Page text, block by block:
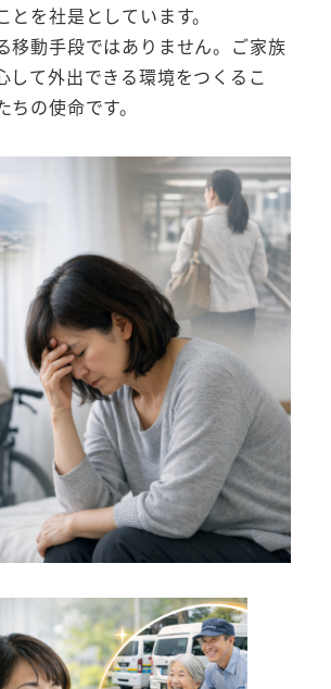
とを社是としています。
移動手段ではありません。ご家族
して外出できる環境をつくるこ
の使命です。